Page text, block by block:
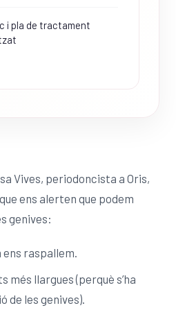
i pla de tractament
Vives, periodoncista a Oris,
ens alerten que podem
genives:
ens raspallem.
més llargues (perquè s’ha
de les genives).